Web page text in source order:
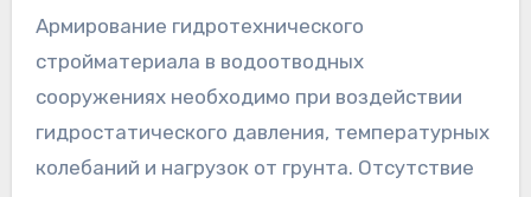
Армирование гидротехнического
стройматериала в водоотводных
сооружениях необходимо при воздействии
гидростатического давления, температурных
колебаний и нагрузок от грунта. Отсутствие